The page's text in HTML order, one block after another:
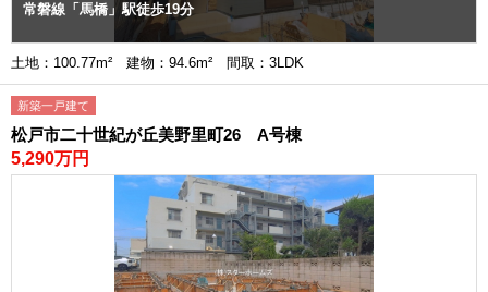
常磐線「馬橋」駅徒歩19分
土地：100.77m² 建物：94.6m² 間取：3LDK
新築一戸建て
松戸市二十世紀が丘美野里町26 A号棟
5,290万円